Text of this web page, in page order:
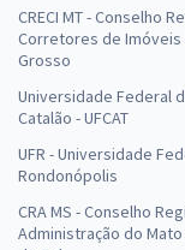
CRECI MT - Conselho
Corretores de Imóveis
Grosso
Universidade Federal
Catalão - UFCAT
UFR - Universidade
Rondonópolis
CRA MS - Conselho
Administração do